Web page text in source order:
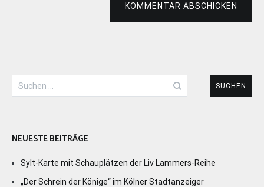
KOMMENTAR ABSCHICKEN
Suchen
nach:
NEUESTE BEITRÄGE
Sylt-Karte mit Schauplätzen der Liv Lammers-Reihe
„Der Schrein der Könige“ im Kölner Stadtanzeiger